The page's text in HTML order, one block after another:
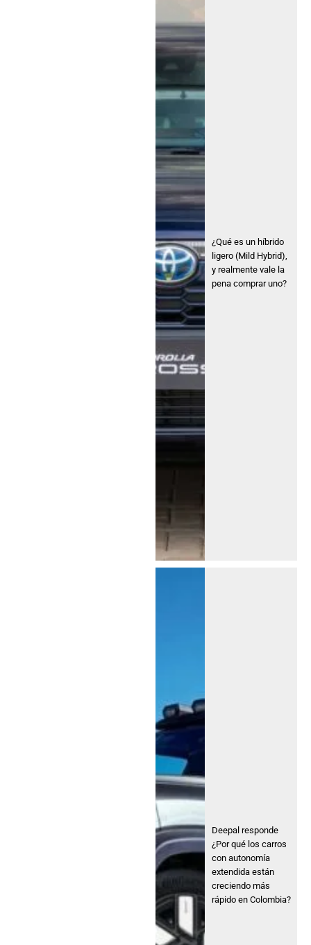
¿Qué es un híbrido
ligero (Mild Hybrid),
y realmente vale la
pena comprar uno?
Deepal responde
¿Por qué los carros
con autonomía
extendida están
creciendo más
rápido en Colombia?